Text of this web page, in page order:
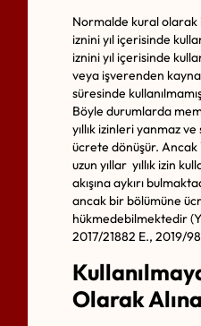
Normalde kural olarak
iznini yıl içerisinde
iznini yıl içerisinde
veya işverenden
süresinde
Böyle durumlarda
yıllık izinleri yanmaz
ücrete dönüşür. Ancak
uzun yıllar yıllık izin
akışına aykırı
ancak bir bölümüne
hükmedebilmektedir
2017/21882 E., 2019/
Olarak